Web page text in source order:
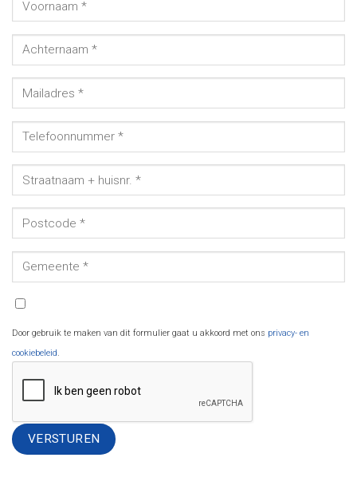
Door gebruik te maken van dit formulier gaat u akkoord met ons privacy- en
cookiebeleid.